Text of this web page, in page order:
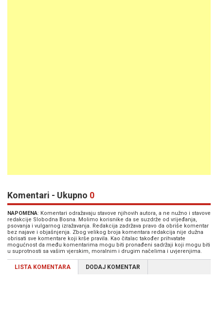
Komentari - Ukupno 0
NAPOMENA: Komentari odražavaju stavove njihovih autora, a ne nužno i stavove
redakcije Slobodna Bosna. Molimo korisnike da se suzdrže od vrijeđanja,
psovanja i vulgarnog izražavanja. Redakcija zadržava pravo da obriše komentar
bez najave i objašnjenja. Zbog velikog broja komentara redakcija nije dužna
obrisati sve komentare koji krše pravila. Kao čitalac također prihvatate
mogućnost da među komentarima mogu biti pronađeni sadržaji koji mogu biti
u suprotnosti sa vašim vjerskim, moralnim i drugim načelima i uvjerenjima.
LISTA KOMENTARA DODAJ KOMENTAR